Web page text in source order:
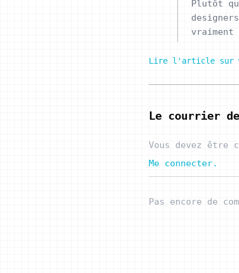
Plutôt
vraiment
Lire l'article sur
Le courrier
Vous devez être
Me connecter.
Pas encore de